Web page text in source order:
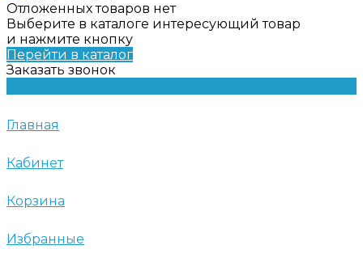
Отложенных товаров нет
Выберите в каталоге интересующий товар
и нажмите кнопку
Перейти в каталог
Заказать звонок
Главная
Кабинет
Корзина
Избранные